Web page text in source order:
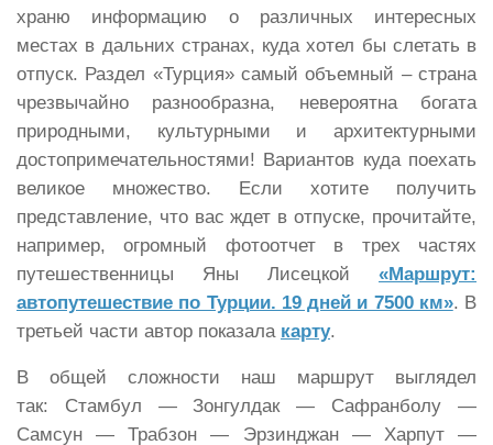
храню информацию о различных интересных
местах в дальних странах, куда хотел бы слетать в
отпуск. Раздел «Турция» самый объемный – страна
чрезвычайно разнообразна, невероятна богата
природными, культурными и архитектурными
достопримечательностями! Вариантов куда поехать
великое множество. Если хотите получить
представление, что вас ждет в отпуске, прочитайте,
например, огромный фотоотчет в трех частях
путешественницы Яны Лисецкой «Маршрут:
автопутешествие по Турции. 19 дней и 7500 км». В
третьей части автор показала карту.
В общей сложности наш маршрут выглядел
так: Стамбул — Зонгулдак — Сафранболу —
Самсун — Трабзон — Эрзинджан — Харпут —